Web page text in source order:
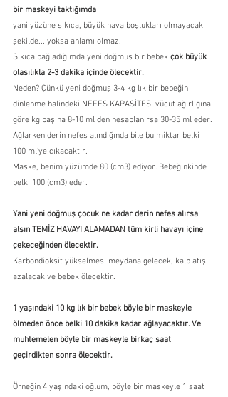
bir maskeyi taktığımda
yani yüzüne sıkıca, büyük hava boşlukları olmayacak
şekilde... yoksa anlamı olmaz.
Sıkıca bağladığımda yeni doğmuş bir bebek çok büyük
olasılıkla 2-3 dakika içinde ölecektir.
Neden? Çünkü yeni doğmuş 3-4 kg lık bir bebeğin
dinlenme halindeki NEFES KAPASİTESİ vücut ağırlığına
göre kg başına 8-10 ml den hesaplanırsa 30-35 ml eder.
Ağlarken derin nefes alındığında bile bu miktar belki
100 ml'ye çıkacaktır.
Maske, benim yüzümde 80 (cm3) ediyor. Bebeğinkinde
belki 100 (cm3) eder.
Yani yeni doğmuş çocuk ne kadar derin nefes alırsa
alsın TEMİZ HAVAYI ALAMADAN tüm kirli havayı içine
çekeceğinden ölecektir.
Karbondioksit yükselmesi meydana gelecek, kalp atışı
azalacak ve bebek ölecektir.
1 yaşındaki 10 kg lık bir bebek böyle bir maskeyle
ölmeden önce belki 10 dakika kadar ağlayacaktır. Ve
muhtemelen böyle bir maskeyle birkaç saat
geçirdikten sonra ölecektir.
Örneğin 4 yaşındaki oğlum, böyle bir maskeyle 1 saat